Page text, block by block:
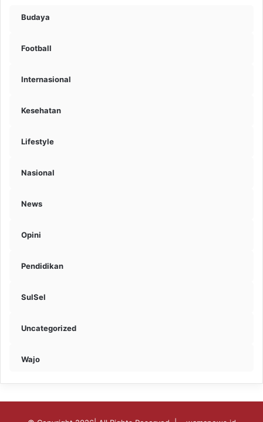
Budaya
Football
Internasional
Kesehatan
Lifestyle
Nasional
News
Opini
Pendidikan
SulSel
Uncategorized
Wajo